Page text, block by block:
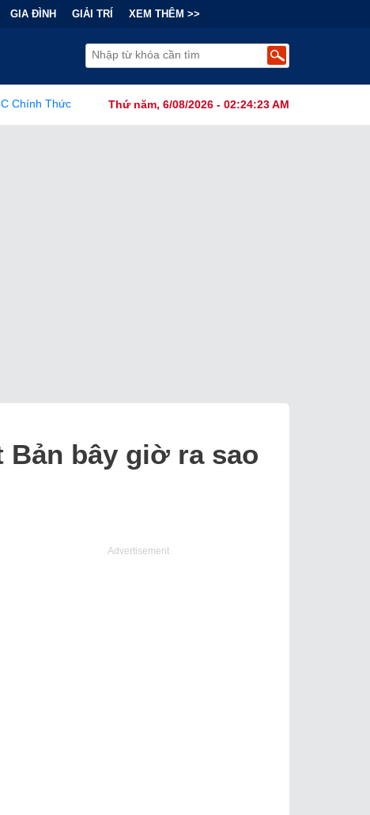
GIA ĐÌNH GIẢI TRÍ XEM THÊM >>
Thứ năm, 6/08/2026 - 02:24:24 AM
Lệnh Cấm Robot Hút Bụi Thông Minh Sản Xuất Tại Nước Ngoài Dưới
Bản bây giờ ra sao
Advertisement